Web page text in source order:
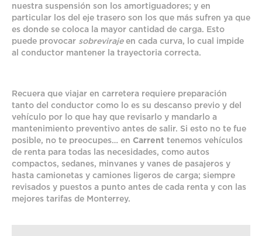
nuestra suspensión son los amortiguadores; y en
particular los del eje trasero son los que más sufren ya que
es donde se coloca la mayor cantidad de carga. Esto
puede provocar sobrevirajeen cada curva, lo cual impide
al conductor mantener la trayectoria correcta.
Recuera que viajar en carretera requiere preparación
tanto del conductor como lo es su descanso previo y del
vehículo por lo que hay que revisarlo y mandarlo a
mantenimiento preventivo antes de salir. Si esto no te fue
posible, no te preocupes… en Carrent tenemos vehículos
de renta para todas las necesidades, como autos
compactos, sedanes, minvanes y vanes de pasajeros y
hasta camionetas y camiones ligeros de carga; siempre
revisados y puestos a punto antes de cada renta y con las
mejores tarifas de Monterrey.